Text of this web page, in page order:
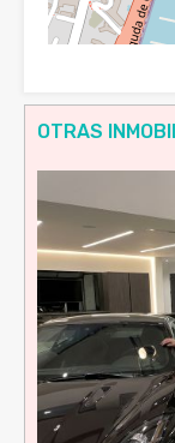
OTRAS